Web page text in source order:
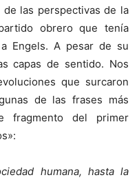
las perspectivas de la
obrero que tenía
Engels. A pesar de su
capas de sentido. Nos
que surcaron
de las frases más
fragmento del primer
humana, hasta la